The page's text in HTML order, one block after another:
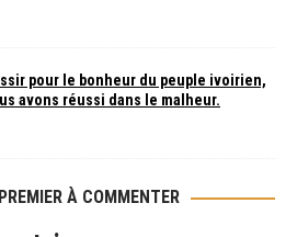
pour le bonheur du peuple ivoirien,
avons réussi dans le malheur.
À COMMENTER